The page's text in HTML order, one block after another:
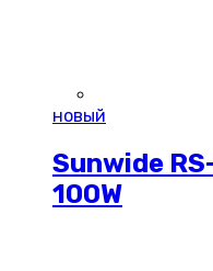
новый
Sunwide
100W